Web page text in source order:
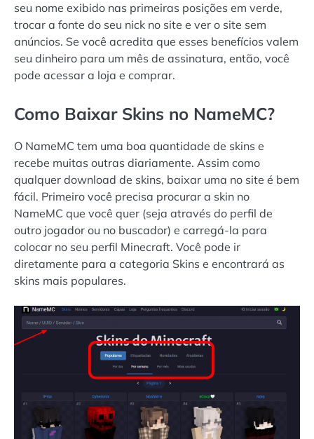
seu nome exibido nas primeiras posições em verde,
trocar a fonte do seu nick no site e ver o site sem
anúncios. Se você acredita que esses benefícios valem
seu dinheiro para um mês de assinatura, então, você
pode acessar a loja e comprar.
Como Baixar Skins no NameMC?
O NameMC tem uma boa quantidade de skins e
recebe muitas outras diariamente. Assim como
qualquer download de skins, baixar uma no site é bem
fácil. Primeiro você precisa procurar a skin no
NameMC que você quer (seja através do perfil de
outro jogador ou no buscador) e carregá-la para
colocar no seu perfil Minecraft. Você pode ir
diretamente para a categoria Skins e encontrará as
skins mais populares.